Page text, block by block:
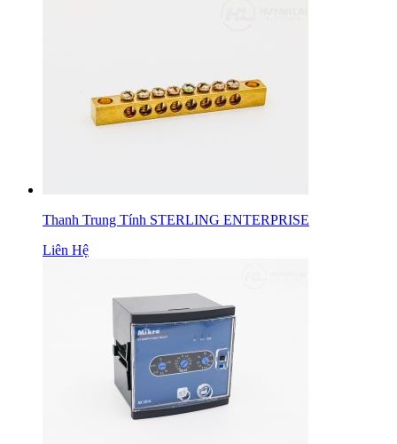
Thanh Trung Tính STERLING ENTERPRISE
Liên Hệ